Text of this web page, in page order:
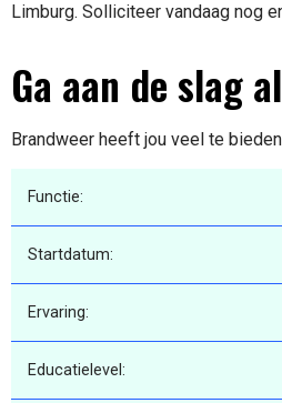
Limburg. Solliciteer vandaag nog
Ga aan de slag
Brandweer heeft jou veel te
Functie:
Startdatum:
Ervaring:
Educatielevel: